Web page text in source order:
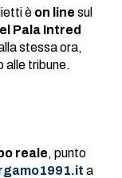
è on line sul
Pala Intred
stessa ora,
alle tribune.
reale, punto
a